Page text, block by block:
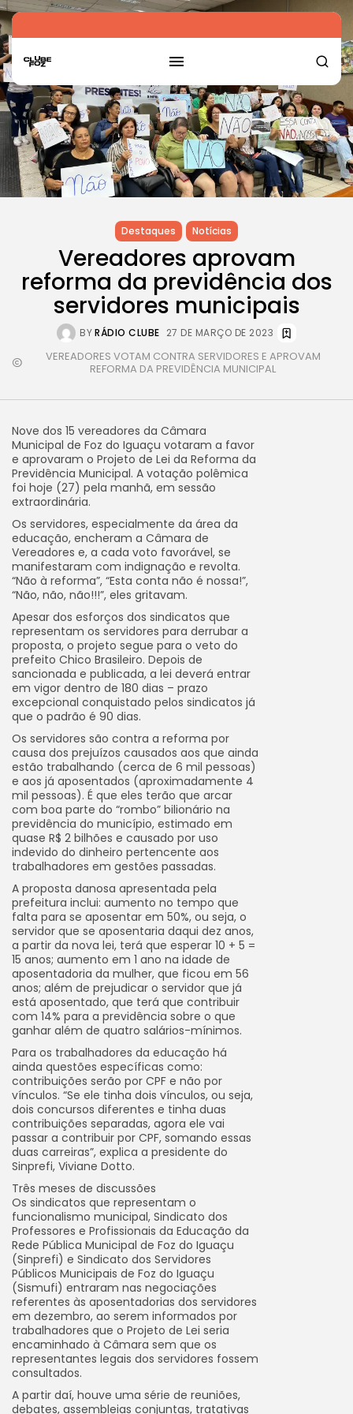
Destaques Notícias
Vereadores aprovam
reforma da previdência dos
servidores municipais
BYRÁDIO CLUBE 27 DE MARÇO DE 2023
VEREADORES VOTAM CONTRA SERVIDORES E APROVAM
REFORMA DA PREVIDÊNCIA MUNICIPAL
Nove dos 15 vereadores da Câmara
Municipal de Foz do Iguaçu votaram a favor
e aprovaram o Projeto de Lei da Reforma da
Previdência Municipal. A votação polêmica
foi hoje (27) pela manhã, em sessão
extraordinária.
Os servidores, especialmente da área da
educação, encheram a Câmara de
Vereadores e, a cada voto favorável, se
manifestaram com indignação e revolta.
“Não à reforma”, “Esta conta não é nossa!”,
“Não, não, não!!!”, eles gritavam.
Apesar dos esforços dos sindicatos que
representam os servidores para derrubar a
proposta, o projeto segue para o veto do
prefeito Chico Brasileiro. Depois de
sancionada e publicada, a lei deverá entrar
em vigor dentro de 180 dias – prazo
excepcional conquistado pelos sindicatos já
que o padrão é 90 dias.
Os servidores são contra a reforma por
causa dos prejuízos causados aos que ainda
estão trabalhando (cerca de 6 mil pessoas)
e aos já aposentados (aproximadamente 4
mil pessoas). É que eles terão que arcar
com boa parte do “rombo” bilionário na
previdência do município, estimado em
quase R$ 2 bilhões e causado por uso
indevido do dinheiro pertencente aos
trabalhadores em gestões passadas.
A proposta danosa apresentada pela
prefeitura inclui: aumento no tempo que
falta para se aposentar em 50%, ou seja, o
servidor que se aposentaria daqui dez anos,
a partir da nova lei, terá que esperar 10 + 5 =
15 anos; aumento em 1 ano na idade de
aposentadoria da mulher, que ficou em 56
anos; além de prejudicar o servidor que já
está aposentado, que terá que contribuir
com 14% para a previdência sobre o que
ganhar além de quatro salários-mínimos.
Para os trabalhadores da educação há
ainda questões específicas como:
contribuições serão por CPF e não por
vínculos. “Se ele tinha dois vínculos, ou seja,
dois concursos diferentes e tinha duas
contribuições separadas, agora ele vai
passar a contribuir por CPF, somando essas
duas carreiras”, explica a presidente do
Sinprefi, Viviane Dotto.
Três meses de discussões
Os sindicatos que representam o
funcionalismo municipal, Sindicato dos
Professores e Profissionais da Educação da
Rede Pública Municipal de Foz do Iguaçu
(Sinprefi) e Sindicato dos Servidores
Públicos Municipais de Foz do Iguaçu
(Sismufi) entraram nas negociações
referentes às aposentadorias dos servidores
em dezembro, ao serem informados por
trabalhadores que o Projeto de Lei seria
encaminhado à Câmara sem que os
representantes legais dos servidores fossem
consultados.
A partir daí, houve uma série de reuniões,
debates, assembleias conjuntas, tratativas